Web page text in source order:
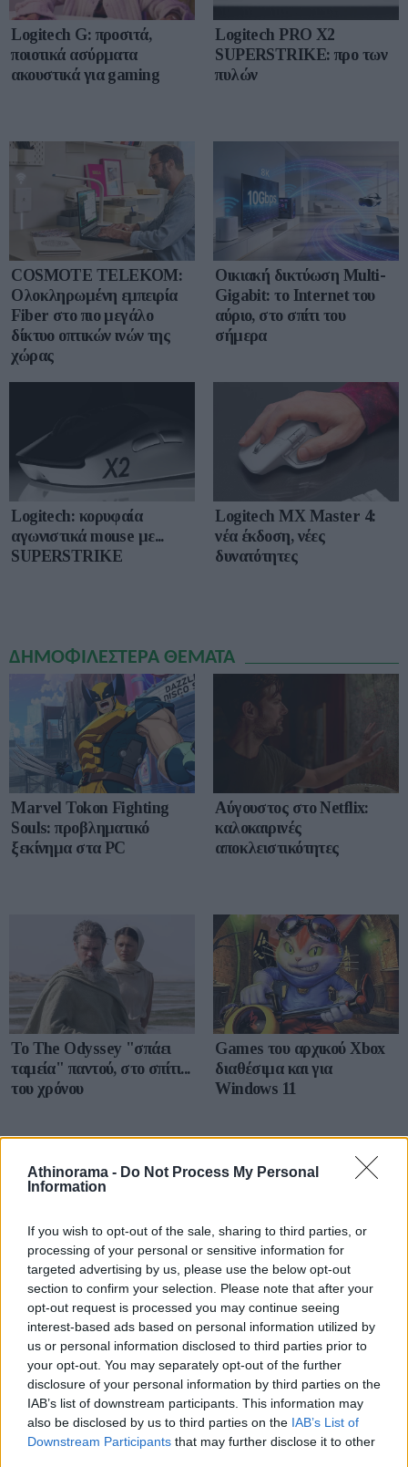
Athinorama - Do Not Process My Personal
Information
If you wish to opt-out of the sale, sharing to third parties, or
processing of your personal or sensitive information for
targeted advertising by us, please use the below opt-out
section to confirm your selection. Please note that after your
opt-out request is processed you may continue seeing
interest-based ads based on personal information utilized by
us or personal information disclosed to third parties prior to
your opt-out. You may separately opt-out of the further
disclosure of your personal information by third parties on the
IAB’s list of downstream participants. This information may
also be disclosed by us to third parties on the IAB’s List of
Downstream Participants that may further disclose it to other
Logitech G: προσιτά,
ποιοτικά ασύρματα
ακουστικά για gaming
Logitech PRO X2
SUPERSTRIKE: προ των
πυλών
COSMOTE TELEKOM:
Ολοκληρωμένη εμπειρία
Fiber στο πιο μεγάλο
δίκτυο οπτικών ινών της
χώρας
Οικιακή δικτύωση Multi-
Gigabit: το Internet του
αύριο, στο σπίτι του
σήμερα
Logitech: κορυφαία
αγωνιστικά mouse με...
SUPERSTRIKE
Logitech MX Master 4:
νέα έκδοση, νέες
δυνατότητες
ΔΗΜΟΦΙΛΕΣΤΕΡΑ ΘΕΜΑΤΑ
Marvel Tokon Fighting
Souls: προβληματικό
ξεκίνημα στα PC
Αύγουστος στο Netflix:
καλοκαιρινές
αποκλειστικότητες
To The Odyssey "σπάει
ταμεία" παντού, στο σπίτι...
του χρόνου
Games του αρχικού Xbox
διαθέσιμα και για
Windows 11
Logitech και McLaren:
επέκταση συνεργασίας
iPhone 14: τί κάνουν τα
Pro που δεν κάνουν τα μη-
Pro